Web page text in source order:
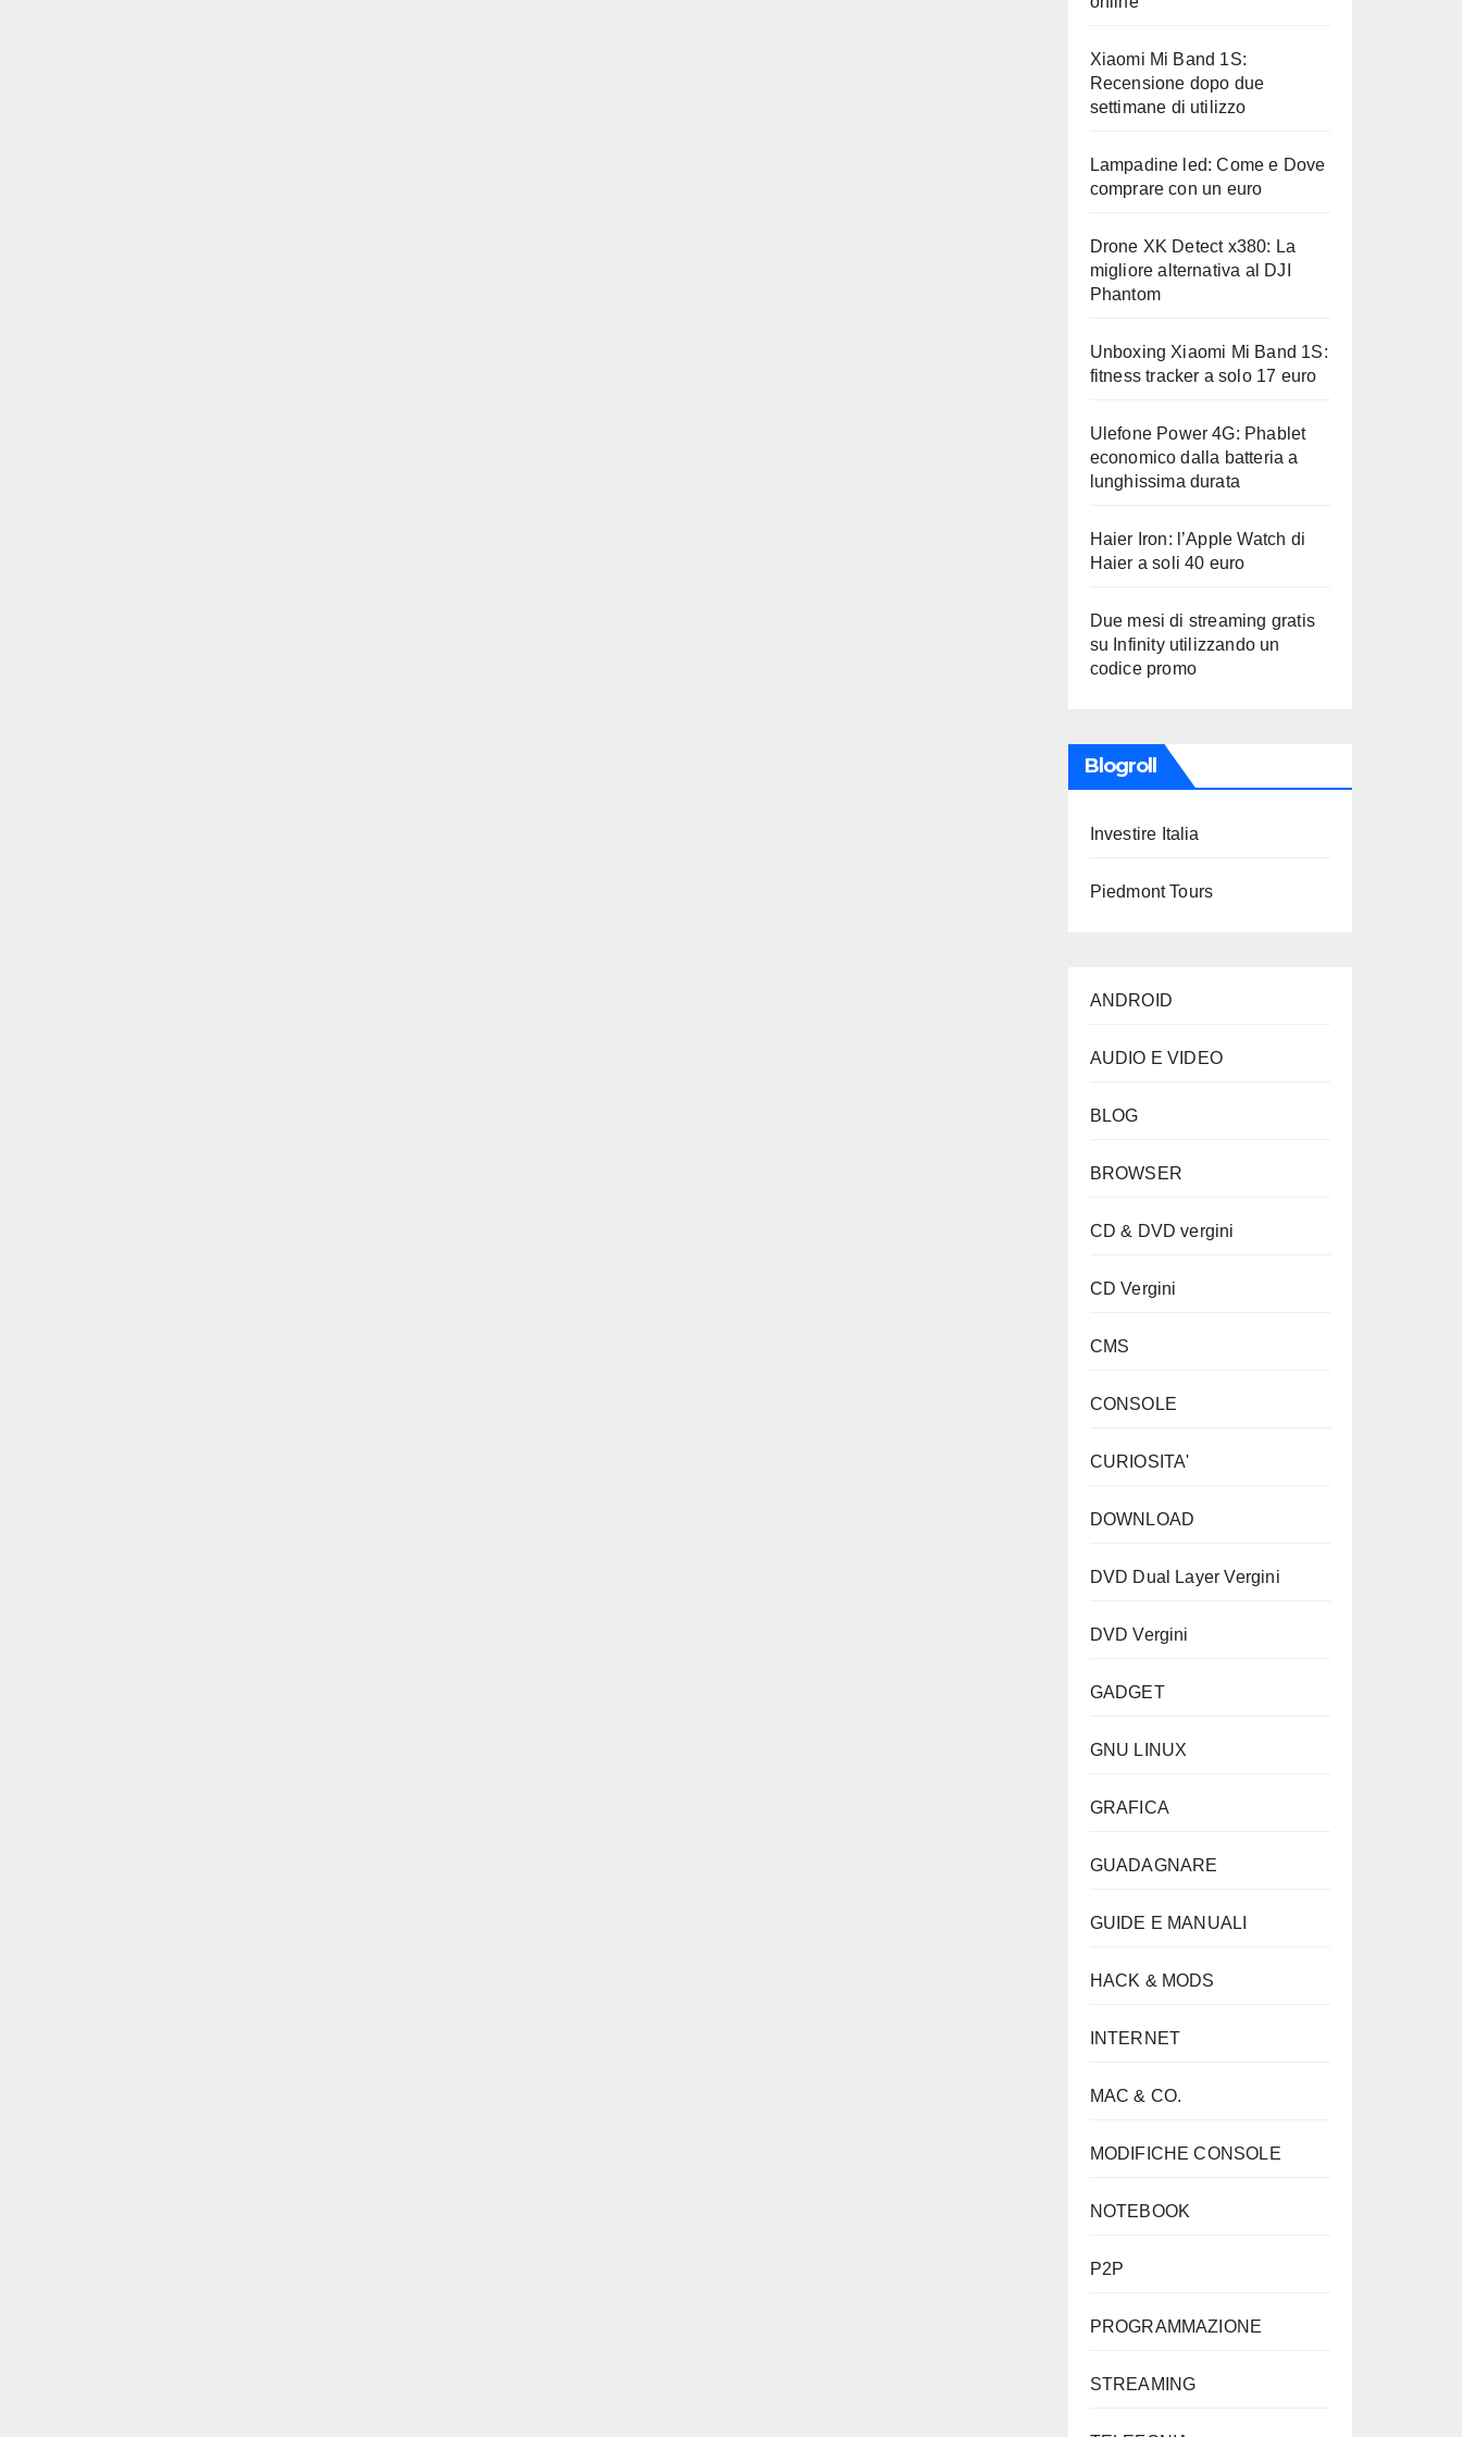
Xiaomi Mi Band 1S:
Recensione dopo due
settimane di utilizzo
Lampadine led: Come e Dove
comprare con un euro
Drone XK Detect x380: La
migliore alternativa al DJI
Phantom
Unboxing Xiaomi Mi Band 1S:
fitness tracker a solo 17 euro
Ulefone Power 4G: Phablet
economico dalla batteria a
lunghissima durata
Haier Iron: l’Apple Watch di
Haier a soli 40 euro
Due mesi di streaming gratis
su Infinity utilizzando un
codice promo
Blogroll
Investire Italia
Piedmont Tours
ANDROID
AUDIO E VIDEO
BLOG
BROWSER
CD & DVD vergini
CD Vergini
CMS
CONSOLE
CURIOSITA'
DOWNLOAD
DVD Dual Layer Vergini
DVD Vergini
GADGET
GNU LINUX
GRAFICA
GUADAGNARE
GUIDE E MANUALI
HACK & MODS
INTERNET
MAC & CO.
MODIFICHE CONSOLE
NOTEBOOK
P2P
PROGRAMMAZIONE
STREAMING